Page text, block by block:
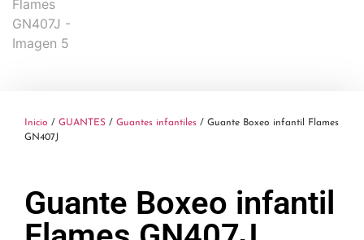
Inicio / GUANTES / Guantes infantiles / Guante Boxeo infantil Flames
GN407J
Guante Boxeo infantil